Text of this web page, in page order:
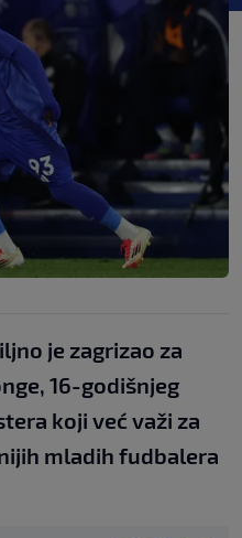
je zagrizao za
16-godišnjeg
koji već važi za
mladih fudbalera